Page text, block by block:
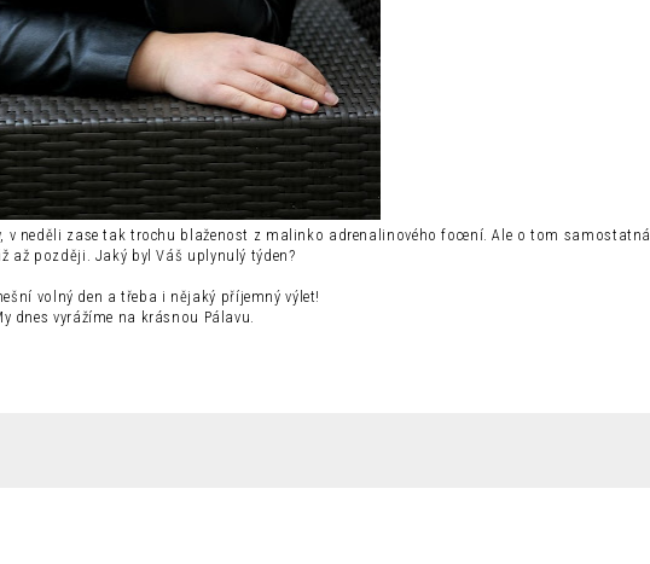
neděli zase tak trochu blaženost z malinko adrenalinového focení. Ale o tom samostatná
až později. Jaký byl Váš uplynulý týden?
volný den a třeba i nějaký příjemný výlet!
dnes vyrážíme na krásnou Pálavu.